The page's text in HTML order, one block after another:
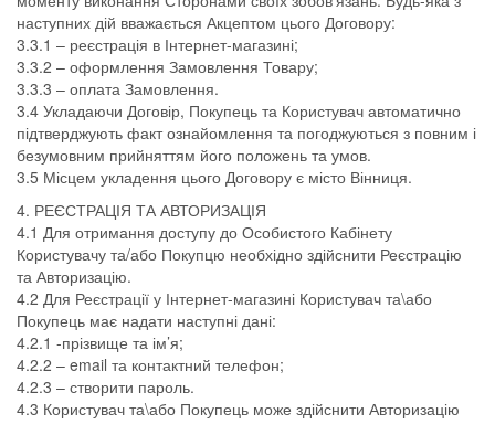
наступних дій вважається Акцептом цього Договору:
3.3.1 – реєстрація в Інтернет-магазині;
3.3.2 – оформлення Замовлення Товару;
3.3.3 – оплата Замовлення.
3.4 Укладаючи Договір, Покупець та Користувач автоматично
підтверджують факт ознайомлення та погоджуються з повним і
безумовним прийняттям його положень та умов.
3.5 Місцем укладення цього Договору є місто Вінниця.
4. РЕЄСТРАЦІЯ ТА АВТОРИЗАЦІЯ
4.1 Для отримання доступу до Особистого Кабінету
Користувачу та/або Покупцю необхідно здійснити Реєстрацію
та Авторизацію.
4.2 Для Реєстрації у Інтернет-магазині Користувач та\або
Покупець має надати наступні дані:
4.2.1 -прізвище та ім’я;
4.2.2 – email та контактний телефон;
4.2.3 – створити пароль.
4.3 Користувач та\або Покупець може здійснити Авторизацію